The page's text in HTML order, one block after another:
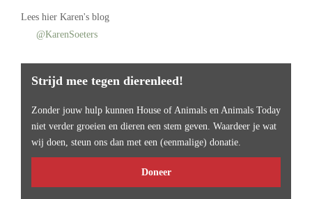
Lees hier Karen's blog
@KarenSoeters
Strijd mee tegen dierenleed!
Zonder jouw hulp kunnen House of Animals en Animals Today
niet verder groeien en dieren een stem geven. Waardeer je wat
wij doen, steun ons dan met een (eenmalige) donatie.
Doneer